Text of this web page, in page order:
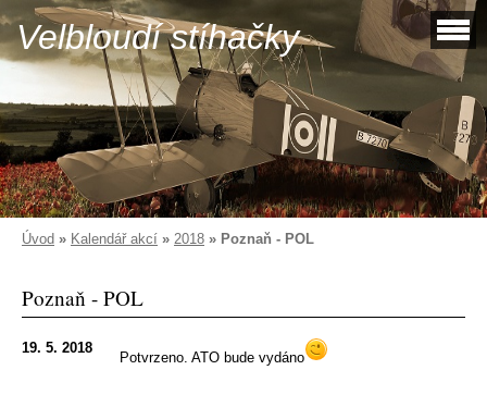
Velbloudí stíhačky
Úvod » Kalendář akcí » 2018 » Poznaň - POL
Poznaň - POL
19. 5. 2018
Potvrzeno. ATO bude vydáno